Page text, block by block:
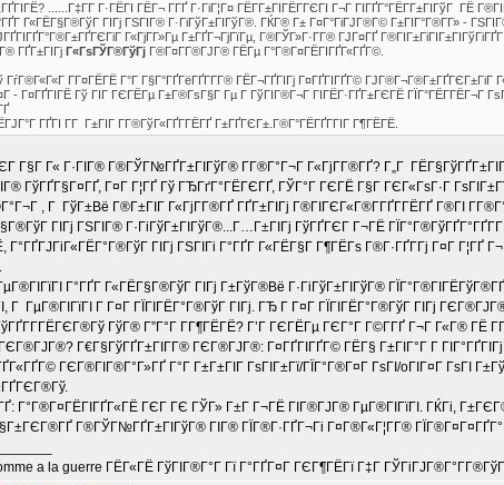
......Г‡Г­Г Г·ГЁГІ ГЁГ¬ Г­ГҐ Г·ГіГ¦Г¤ ГЁГ­Г±ГІГЁГ­ГЄГІ Г¬Г ГІГҐГ°ГЁГ­Г±ГІГўГ ГЁ
Г«ГЁГ§Г®ГўГ ГІГј ГЅГІГ® Г·ГіГўГ±ГІГўГ®. ГЌГ® Г± Г¤Г°ГіГЈГ®Г© Г±ГІГ°Г®Г­Г» -
Г«ГјГ­Г»Гµ Г±ГҐГ¬ГјГїГµ, Г®ГЎГ»Г·Г­Г® ГЈГ¤ГҐ
ГҐГ±ГІГјГ«ГѕГЎГ®ГўГјГ®Г¤Г­Г®ГЈГ® ГЁГµ Г°Г®Г¤ГЁГІГҐГ«ГҐГ©.
ГѓГ®Г«Г«Г Г­Г¤ГЁГЁ Г°Г Г§Г°ГҐГёГҐГ­Г­Г® ГЁГ¬ГҐГІГј Г¤ГҐГІГҐГ© ГЈГ®Г¬Г®Г±ГҐГЄГ±ГіГ
- Г¤ГҐГІГЁ Гў ГІГ ГЄГЁГµ Г±Г®ГѕГ§Г Гµ Г ГўГІГ®Г¬Г ГІГЁГ·ГҐГ±ГЄГЁ ГЇГ°ГЁГ­ГЁГ¬Г
ГҐГІ Г­Г Г±ГІГ Г­Г®ГўГ«ГҐГ­ГЁГҐ Г±ГҐГЄГ±.Г®Г°ГЁГҐГ­ГІГ Г¶ГЁГЁ.
Г§Г Г« Г·ГІГ® Г®ГЎГ№ГҐГ±ГІГўГ® Г­Г®Г°Г¬Г Г«ГјГ­Г®ГҐ? Г„Г
ГўГҐГ§Г¤ГҐ, Г¤Г Г¦ГҐ Гў ГЂГґГ°ГЁГЄГҐ, ГЎГ°Г ГЄГЁ Г§Г ГЄГ«ГѕГ·Г
, Г ГўГ±Вё Г®Г±ГІГ Г«ГјГ­Г®ГҐ ГҐГ±ГІГј Г®ГІГЄГ«Г®Г­ГҐГ­ГЁГҐ Г®ГІ
ГІГј ГЅГІГ® Г·ГіГўГ±ГІГўГ®...Г…Г±ГІГј ГўГҐГЄГ Г¬ГЁ
Г°ГҐГЈГіГ«ГЁГ°Г®ГўГ ГІГј ГЅГІГі Г°ГҐГ Г«ГЁГ§Г Г¶ГЁГѕ Г®Г·ГҐГ­Гј Г¤Г
Г°ГҐГ Г«ГЁГ§Г®ГўГ ГІГј Г±ГўГ®Вё Г·ГіГўГ±ГІГўГ®
Г ГµГ®ГІГїГІ Г Г¤Г ГЇГІГЁГ°Г®ГўГ ГІГј. ГЂ Г Г¤Г ГЇГІГЁГ°Г®ГўГ ГІГј
ГўГ® Г”Г°Г Г­Г¶ГЁГЁ? Г’Г ГЄГЁГµ ГЄГ°Г Г©Г­ГҐ Г¬Г Г«Г® ГЁ
Г€Г§ГўГҐГ±ГІГ­Г® ГЄГ®ГЈГ®: Г¤ГҐГІГҐГ© ГЁГ§ Г±ГІГ°Г Г­
ГЄГ®ГІГ®Г°Г»ГҐ Г°Г Г±Г±ГІГ ГѕГІГ±Гї/ГЇГ°Г®Г¤Г ГѕГІ/oГІГ¤Г ГѕГІ
Г°Г®Г¤ГЁГІГҐГ«ГЁ ГЄГ ГЄ ГЎГ» Г±Г Г¬ГЁ ГІГ®ГЈГ® ГµГ®ГІГїГІ. ГЌГі,
Г®ГЎГ№ГҐГ±ГІГўГ® ГІГ® ГЇГ®Г·ГҐГ¬Гі Г¤Г®Г«Г¦Г­Г®
a la guerre ГЁГ«ГЁ ГўГІГ®Г°Г Гї Г°ГҐГ¤Г ГЄГ¶ГЁГї Г‡Г ГЎГіГЈГ®Г°Г­Г®ГўГ